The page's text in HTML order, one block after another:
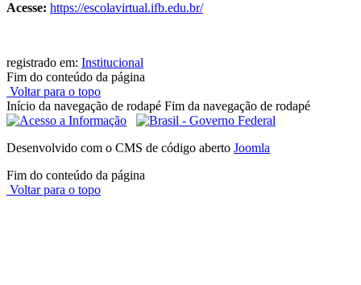
Acesse: https://escolavirtual.ifb.edu.br/
registrado em: Institucional
Fim do conteúdo da página
Voltar para o topo
Início da navegação de rodapé Fim da navegação de rodapé
Desenvolvido com o CMS de código aberto Joomla
Fim do conteúdo da página
Voltar para o topo